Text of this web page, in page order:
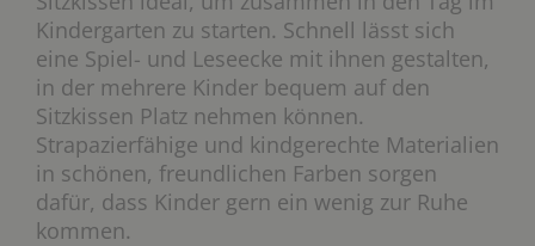
Kindergarten zu starten. Schnell lässt sich
eine Spiel- und Leseecke mit ihnen gestalten,
in der mehrere Kinder bequem auf den
Sitzkissen Platz nehmen können.
Strapazierfähige und kindgerechte Materialien
in schönen, freundlichen Farben sorgen
dafür, dass Kinder gern ein wenig zur Ruhe
kommen.